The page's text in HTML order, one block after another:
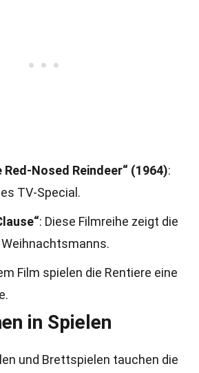
Red-Nosed Reindeer“ (1964):
TV-Special.
: Diese Filmreihe zeigt die
Film spielen die Rentiere eine
in Spielen
und Brettspielen tauchen die